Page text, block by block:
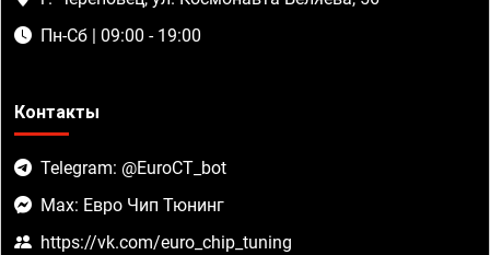
Пн-Сб | 09:00 - 19:00
Контакты
Telegram: @EuroCT_bot
Max: Евро Чип Тюнинг
https://vk.com/euro_chip_tuning